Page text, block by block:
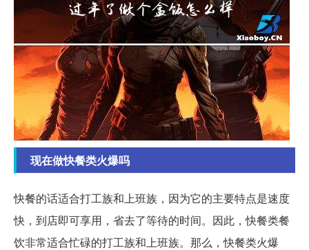
现在做快餐类火爆吗
快餐的话适合打工族和上班族，因为它的主要特点是速度
快，到店即可享用，省去了等待的时间。因此，快餐类餐
饮非常适合忙碌的打工族和上班族。那么，快餐类火爆